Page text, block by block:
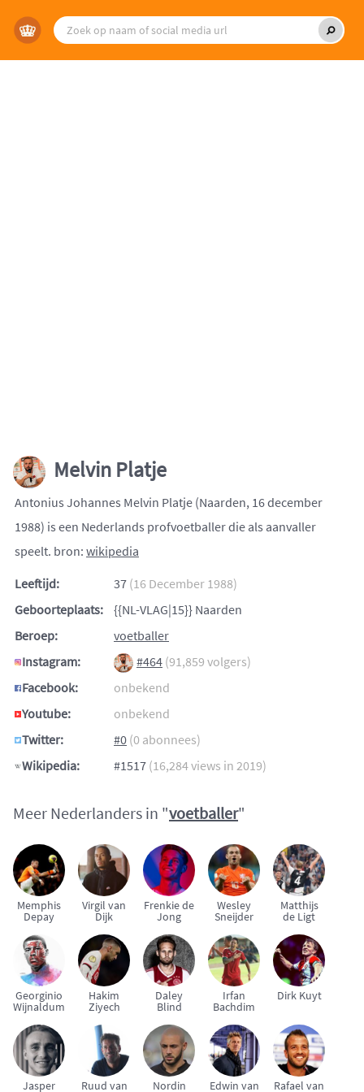
Melvin Platje
Antonius Johannes Melvin Platje (Naarden, 16 december
1988) is een Nederlands profvoetballer die als aanvaller
speelt. bron: wikipedia
Leeftijd:
37 (16 December 1988)
Geboorteplaats:
{{NL-VLAG|15}} Naarden
Beroep:
voetballer
Instagram:
#464 (91,859 volgers)
Facebook:
onbekend
Youtube:
onbekend
Twitter:
#0 (0 abonnees)
Wikipedia:
#1517 (16,284 views in 2019)
Meer Nederlanders in "voetballer"
Memphis
Depay
Virgil van
Dijk
Frenkie de
Jong
Wesley
Sneijder
Matthijs
de Ligt
Georginio
Wijnaldum
Hakim
Ziyech
Daley
Blind
Irfan
Bachdim
Dirk Kuyt
Jasper Ruud van Nordin Edwin van Rafael van